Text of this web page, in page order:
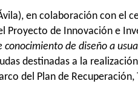
en colaboración con el
Proyecto de Innovación e
de diseño a
destinadas a la
del Plan de